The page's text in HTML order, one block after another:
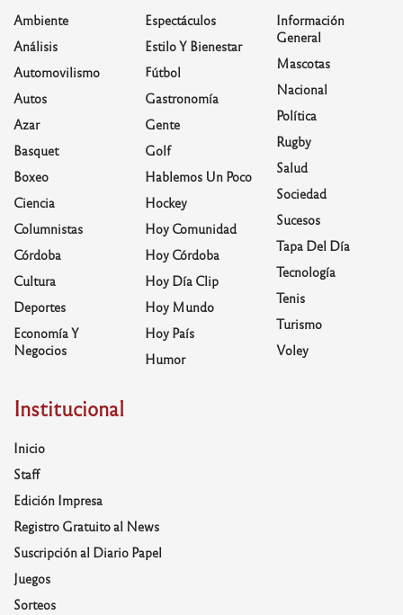
Ambiente
Análisis
Automovilismo
Autos
Azar
Basquet
Boxeo
Ciencia
Columnistas
Córdoba
Cultura
Deportes
Economía Y
Negocios
Espectáculos
Estilo Y Bienestar
Fútbol
Gastronomía
Gente
Golf
Hablemos Un Poco
Hockey
Hoy Comunidad
Hoy Córdoba
Hoy Día Clip
Hoy Mundo
Hoy País
Humor
Información
General
Mascotas
Nacional
Política
Rugby
Salud
Sociedad
Sucesos
Tapa Del Día
Tecnología
Tenis
Turismo
Voley
Institucional
Inicio
Staff
Edición Impresa
Registro Gratuito al News
Suscripción al Diario Papel
Juegos
Sorteos